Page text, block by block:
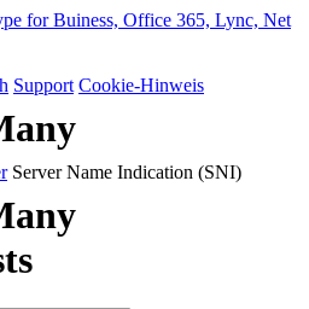
Support Cookie-Hinweis
Server Name Indication (SNI)